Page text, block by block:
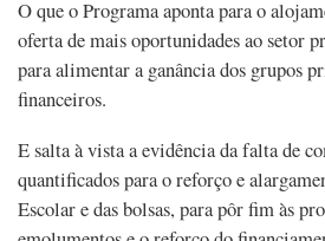
O que o Programa aponta para o
oferta de mais oportunidades ao setor
para alimentar a ganância dos grupos
financeiros.
E salta à vista a evidência da falta de
quantificados para o reforço e
Escolar e das bolsas, para pôr fim às